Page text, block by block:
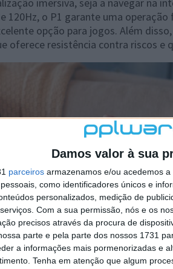
Damos valor à sua
parceiros armazenamos e/ou acedemos
como identificadores únicos e
personalizados, medição de
Com a sua permissão, nós e os
precisos através da procura de
parte e pela parte dos nossos 1731
a informações mais pormenorizadas e
Tenha em atenção que algum
120Hz, o P1 garante uma
opção para jogos. Além
oferece resistência contra riscos e